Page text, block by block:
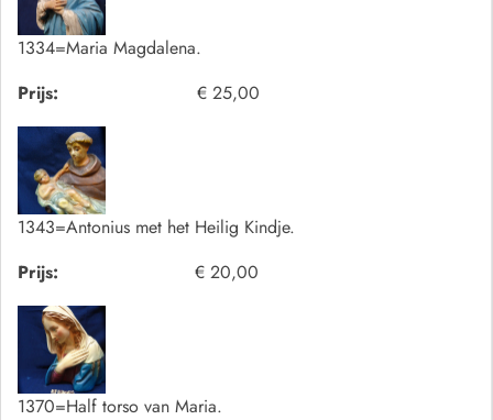
1334=Maria Magdalena.
Prijs:
€ 25,00
1343=Antonius met het Heilig Kindje.
Prijs:
€ 20,00
1370=Half torso van Maria.